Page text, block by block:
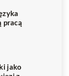
pracą
jako